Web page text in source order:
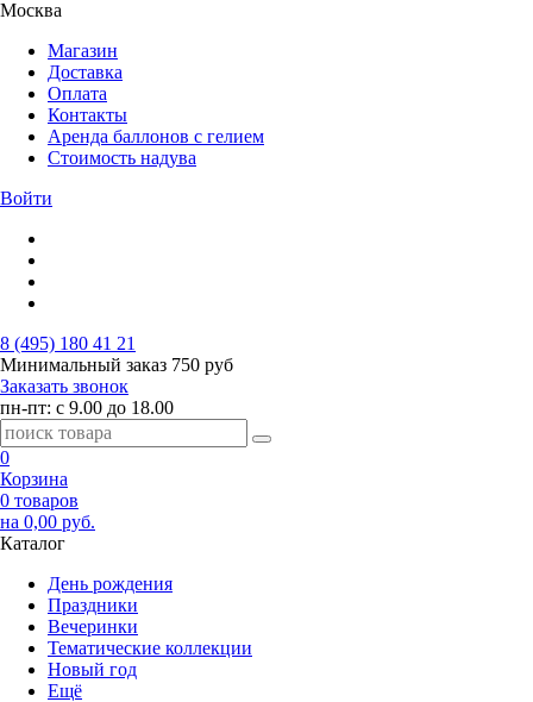
Москва
Магазин
Доставка
Оплата
Контакты
Аренда баллонов с гелием
Стоимость надува
Войти
8 (495) 180 41 21
Минимальный заказ 750 руб
Заказать звонок
пн-пт: с 9.00 до 18.00
0
Корзина
0 товаров
на 0,00 руб.
Каталог
День рождения
Праздники
Вечеринки
Тематические коллекции
Новый год
Ещё